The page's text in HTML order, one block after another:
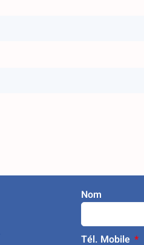
Nom
Tél. Mobile